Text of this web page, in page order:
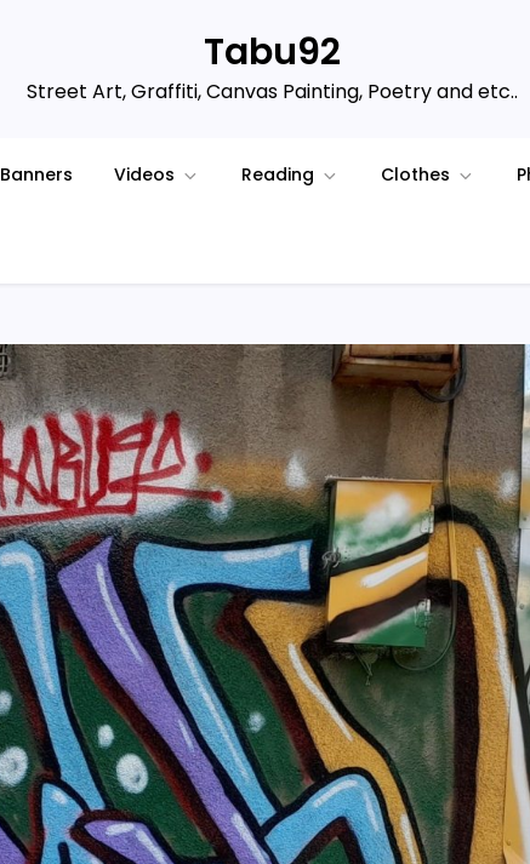
Tabu92
Street Art, Graffiti, Canvas Painting, Poetry and etc..
Banners Videos Reading Clothes